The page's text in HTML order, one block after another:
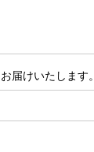
届けいたします。